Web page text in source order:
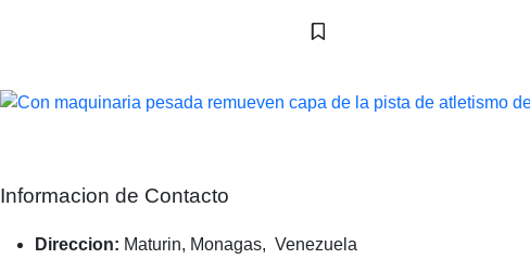
Informacion de Contacto
Direccion: Maturin, Monagas, Venezuela